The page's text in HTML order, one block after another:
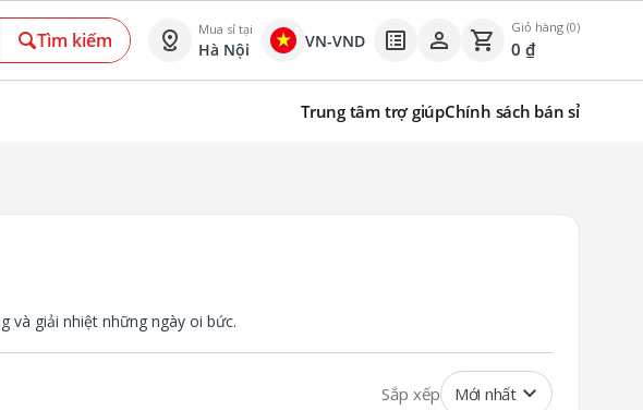
Tìm kiếm distance Mua sỉ tại
Hà Nội VN-VND list_alt person shopping_cart Giỏ hàng (0)
0 ₫
Trung tâm trợ giúpChính sách bán sỉ
và giải nhiệt những ngày oi bức.
Sắp xếp Mới nhất keyboard_arrow_down